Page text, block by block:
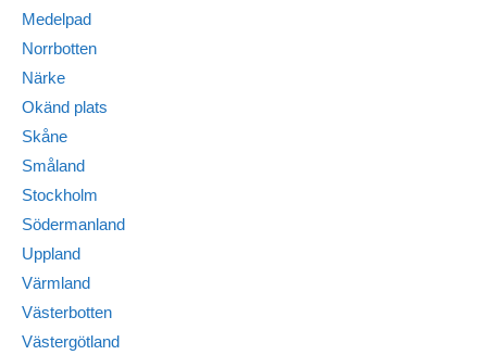
Medelpad
Norrbotten
Närke
Okänd plats
Skåne
Småland
Stockholm
Södermanland
Uppland
Värmland
Västerbotten
Västergötland